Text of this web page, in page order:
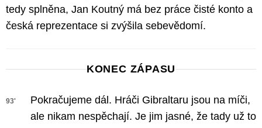
tedy splněna, Jan Koutný má bez práce čisté konto a
česká reprezentace si zvýšila sebevědomí.
KONEC ZÁPASU
93'
Pokračujeme dál. Hráči Gibraltaru jsou na míči,
ale nikam nespěchají. Je jim jasné, že tady už to